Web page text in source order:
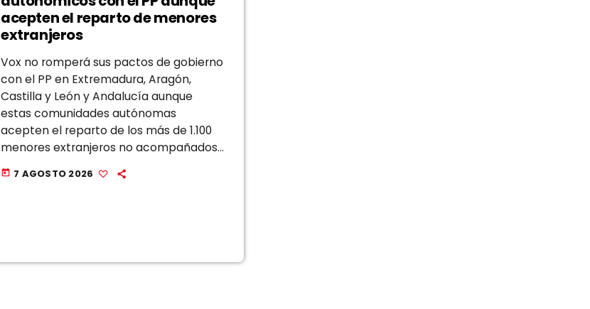
acepten el reparto de menores
extranjeros
Vox no romperá sus pactos de gobierno
con el PP en Extremadura, Aragón,
Castilla y León y Andalucía aunque
estas comunidades autónomas
acepten el reparto de los más de 1.100
menores extranjeros no acompañados
llegados a Ceuta, que desbordan con
creces la capacidad de acogida de la
today 7 AGOSTO 2026